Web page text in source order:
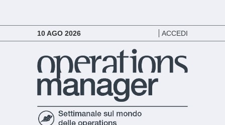
10 AGO 2026 ACCEDI